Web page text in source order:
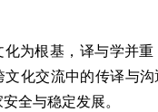
化为根基，译与学并
文化交流中的传译与
全与稳定发展。